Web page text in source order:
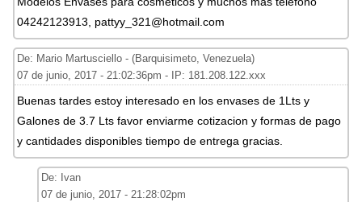
04242123913, pattyy_321@hotmail.com
De: Mario Martusciello - (Barquisimeto, Venezuela)
07 de junio, 2017 - 21:02:36pm - IP: 181.208.122.xxx
Buenas tardes estoy interesado en los envases de 1Lts y
Galones de 3.7 Lts favor enviarme cotizacion y formas de pago
y cantidades disponibles tiempo de entrega gracias.
De: Ivan
07 de junio, 2017 - 21:28:02pm